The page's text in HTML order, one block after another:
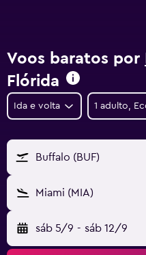
Voos baratos por
Flórida
Ida e volta 1 adulto,
Buffalo (BUF)
Miami (MIA)
sáb 5/9 - sáb 12/9